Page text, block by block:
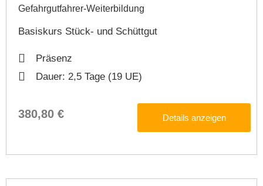
Gefahrgutfahrer-Weiterbildung​
Basiskurs Stück- und Schüttgut
Präsenz
Dauer: 2,5 Tage (19 UE)
380,80 € Details anzeigen